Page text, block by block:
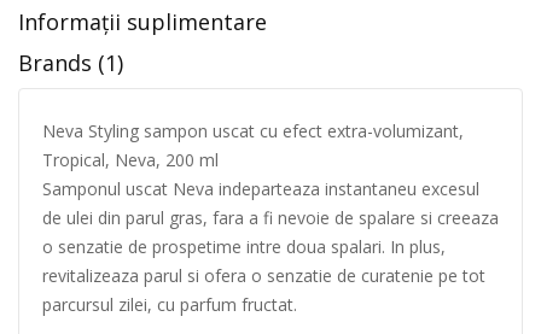
Informații suplimentare
Brands (1)
Neva Styling sampon uscat cu efect extra-volumizant,
Tropical, Neva, 200 ml
Samponul uscat Neva indeparteaza instantaneu excesul
de ulei din parul gras, fara a fi nevoie de spalare si creeaza
o senzatie de prospetime intre doua spalari. In plus,
revitalizeaza parul si ofera o senzatie de curatenie pe tot
parcursul zilei, cu parfum fructat.